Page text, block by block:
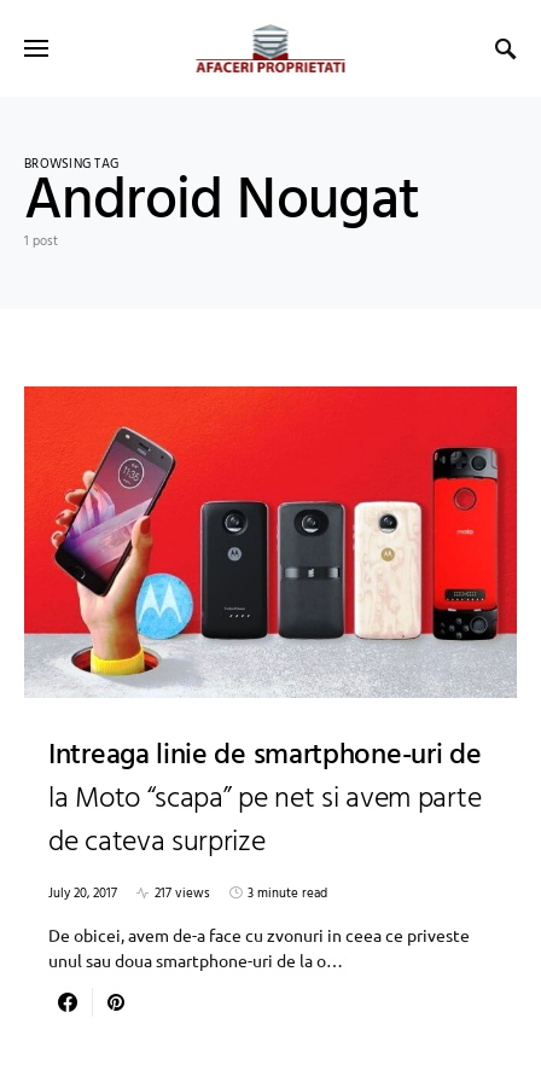
BROWSING TAG
Android Nougat
1 post
Intreaga linie de smartphone-uri de
la Moto “scapa” pe net si avem parte
de cateva surprize
July 20, 2017 217 views
3 minute read
De obicei, avem de-a face cu zvonuri in ceea ce priveste
unul sau doua smartphone-uri de la o…